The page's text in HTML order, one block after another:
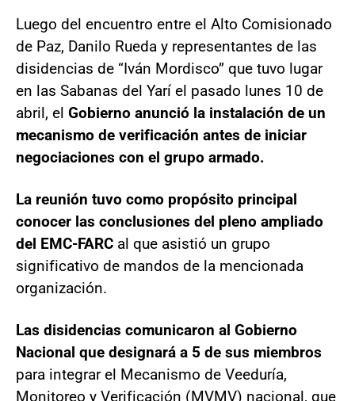
Luego del encuentro entre el Alto Comisionado
de Paz, Danilo Rueda y representantes de las
disidencias de “Iván Mordisco” que tuvo lugar
en las Sabanas del Yarí el pasado lunes 10 de
abril, el Gobierno anunció la instalación de un
mecanismo de verificación antes de iniciar
negociaciones con el grupo armado.
La reunión tuvo como propósito principal
conocer las conclusiones del pleno ampliado
del EMC-FARC al que asistió un grupo
significativo de mandos de la mencionada
organización.
Las disidencias comunicaron al Gobierno
Nacional que designará a 5 de sus miembros
para integrar el Mecanismo de Veeduría,
Monitoreo y Verificación (MVMV) nacional, que